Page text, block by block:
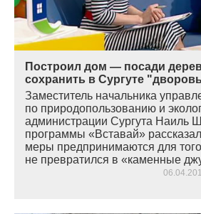
Построил дом — посади
сохранить в Сургуте
Заместитель начальника
по природопользованию и
администрации Сургута Наиль
программы «Вставай»
меры предпринимаются для
не превратился в «каменные